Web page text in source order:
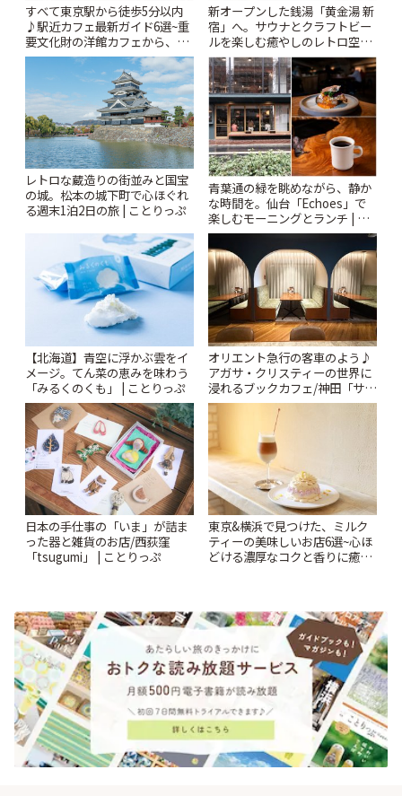
すべて東京駅から徒歩5分以内
♪駅近カフェ最新ガイド6選~重
要文化財の洋館カフェから、改
札すぐのレトロ喫茶まで~ | こと
新オープンした銭湯「黄金湯 新
宿」へ。サウナとクラフトビー
ルを楽しむ癒やしのレトロ空間
| ことりっぷ
レトロな蔵造りの街並みと国宝
の城。松本の城下町で心ほぐれ
る週末1泊2日の旅 | ことりっぷ
青葉通の緑を眺めながら、静か
な時間を。仙台「Echoes」で
楽しむモーニングとランチ | こ
とりっぷ
【北海道】青空に浮かぶ雲をイ
メージ。てん菜の恵みを味わう
「みるくのくも」 | ことりっぷ
オリエント急行の客車のよう♪
アガサ・クリスティーの世界に
浸れるブックカフェ/神田「サロ
ンクリスティ」 | ことりっぷ
日本の手仕事の「いま」が詰ま
った器と雑貨のお店/西荻窪
「tsugumi」 | ことりっぷ
東京&横浜で見つけた、ミルク
ティーの美味しいお店6選~心ほ
どける濃厚なコクと香りに癒や